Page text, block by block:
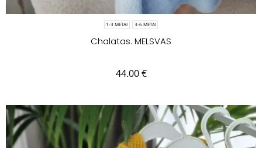
1-3 METAI 3-6 METAI
Chalatas. MELSVAS
44.00€